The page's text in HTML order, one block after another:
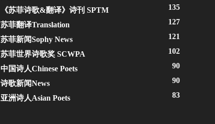
《苏菲诗歌&翻译》诗刊 SPTM 135
苏菲翻译Translation 127
苏菲新闻Sophy News 121
苏菲世界诗歌奖 SCWPA 102
中国诗人Chinese Poets 90
诗歌新闻News 90
亚洲诗人Asian Poets 83